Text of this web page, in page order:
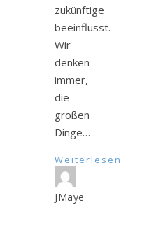
zukünftige
beeinflusst.
Wir
denken
immer,
die
großen
Dinge…
Weiterlesen
JMaye